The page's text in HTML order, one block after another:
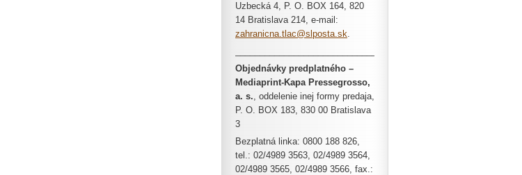
Uzbecká 4, P. O. BOX 164, 820
14 Bratislava 214, e-mail:
zahranicna.tlac@slposta.sk.
Objednávky predplatného –
Mediaprint-Kapa Pressegrosso,
a. s., oddelenie inej formy predaja,
P. O. BOX 183, 830 00 Bratislava
3
Bezplatná linka: 0800 188 826,
tel.: 02/4989 3563, 02/4989 3564,
02/4989 3565, 02/4989 3566, fax.: